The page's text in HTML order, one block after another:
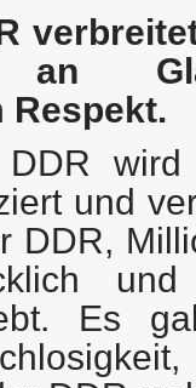
Respekt.
wird
und
DDR,
und
Es